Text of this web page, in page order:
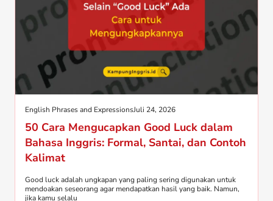
English Phrases and ExpressionsJuli 24, 2026
50 Cara Mengucapkan Good Luck dalam
Bahasa Inggris: Formal, Santai, dan Contoh
Kalimat
Good luck adalah ungkapan yang paling sering digunakan untuk
mendoakan seseorang agar mendapatkan hasil yang baik. Namun,
jika kamu selalu